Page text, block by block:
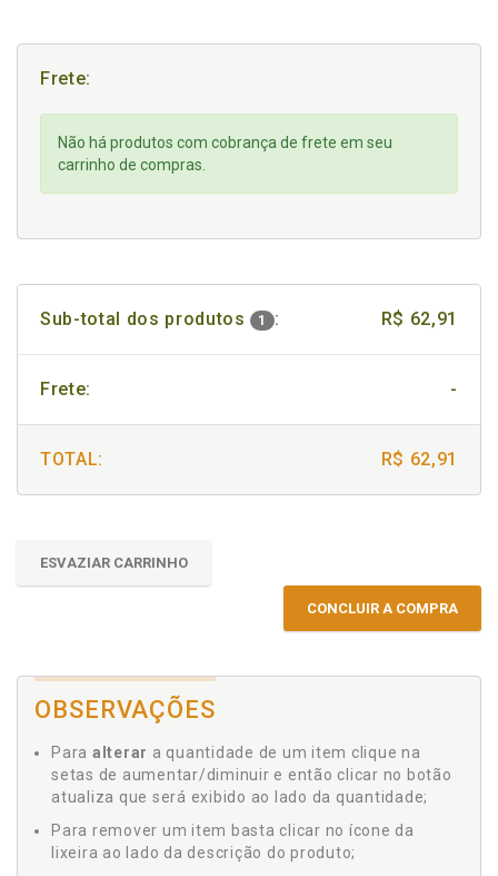
Frete:
Não há produtos com cobrança de frete em seu
carrinho de compras.
Sub-total dos produtos 1 : R$ 62,91
Frete: -
TOTAL: R$ 62,91
ESVAZIAR CARRINHO
CONCLUIR A COMPRA
OBSERVAÇÕES
Para alterar a quantidade de um item clique na
setas de aumentar/diminuir e então clicar no botão
atualiza que será exibido ao lado da quantidade;
Para remover um item basta clicar no ícone da
lixeira ao lado da descrição do produto;